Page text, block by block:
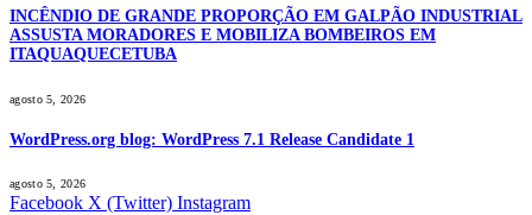
INCÊNDIO DE GRANDE PROPORÇÃO EM GALPÃO INDUSTRIAL
ASSUSTA MORADORES E MOBILIZA BOMBEIROS EM
ITAQUAQUECETUBA
agosto 5, 2026
WordPress.org blog: WordPress 7.1 Release Candidate 1
agosto 5, 2026
Facebook X (Twitter) Instagram